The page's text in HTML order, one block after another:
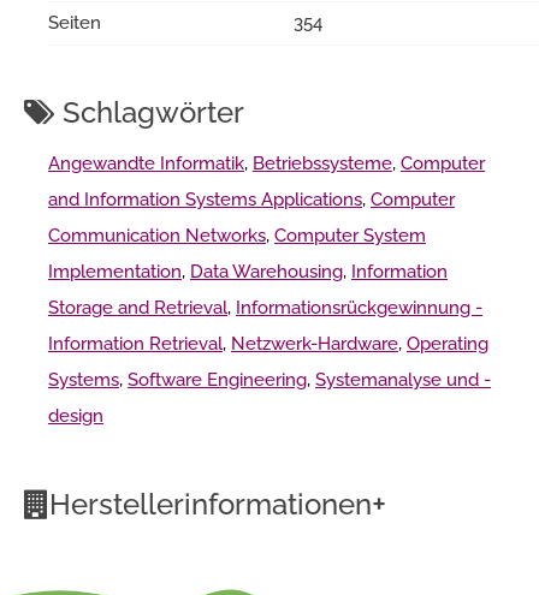
Seiten 354
Schlagwörter
Angewandte Informatik, Betriebssysteme, Computer
and Information Systems Applications, Computer
Communication Networks, Computer System
Implementation, Data Warehousing, Information
Storage and Retrieval, Informationsrückgewinnung -
Information Retrieval, Netzwerk-Hardware, Operating
Systems, Software Engineering, Systemanalyse und -
design
Herstellerinformationen+